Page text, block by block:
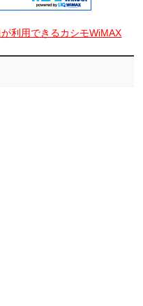
利用できるカシモWiMAX